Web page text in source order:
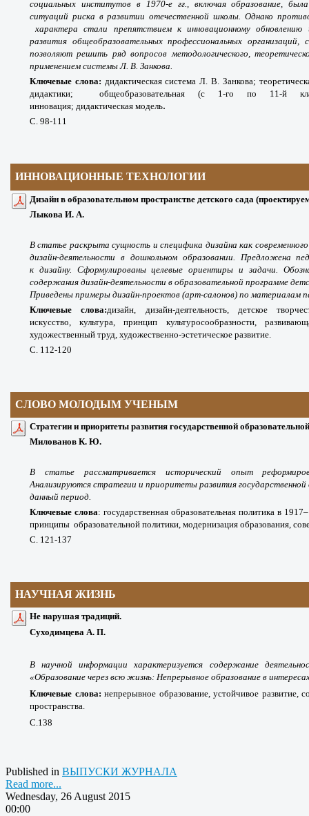
социальных институтов в 1970-е гг., включая образование,
ситуаций риска в развитии отечественной школы. Однако
характера стали препятствием к инновационному обновлению
развития общеобразовательных профессиональных организаций,
позволяют решить ряд вопросов методологического,
применением системы Л. В. Занкова.
Ключевые слова: дидактическая система Л. В. Занкова;
дидактики; общеобразовательная (с 1-го по 11-й
инновация; дидактическая модель.
С. 98-111
ИННОВАЦИОННЫЕ ТЕХНОЛОГИИ
Дизайн в образовательном пространстве детского сада
Лыкова И. А.
В статье раскрыта сущность и специфика дизайна как
дизайн-деятельности в дошкольном образовании. Предложена
к дизайну. Сформулированы целевые ориентиры и задачи.
содержания дизайн-деятельности в образовательной программе
Приведены примеры дизайн-проектов (арт-салонов) по материалам
Ключевые слова:дизайн, дизайн-деятельность, детское
искусство, культура, принцип культуросообразности,
художественный труд, художественно-эстетическое развитие.
С. 112-120
СЛОВО МОЛОДЫМ УЧЕНЫМ
Стратегии и приоритеты развития государственной
Милованов К. Ю.
В статье рассматривается исторический опыт
Анализируются стратегии и приоритеты развития государственной
данный период.
Ключевые слова: государственная образовательная политика в
принципы образовательной политики, модернизация образования,
С. 121-137
НАУЧНАЯ ЖИЗНЬ
Не нарушая традиций.
Суходимцева А. П.
В научной информации характеризуется содержание
«Образование через всю жизнь: Непрерывное образование в
Ключевые слова: непрерывное образование, устойчивое развитие,
пространства.
С.138
Published in ВЫПУСКИ ЖУРНАЛА
Read more...
Wednesday, 26 August 2015
00:00